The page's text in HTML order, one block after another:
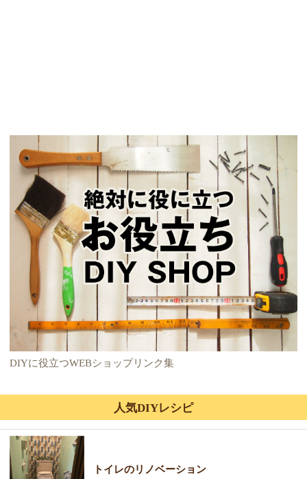
DIYに役立つWEBショップリンク集
人気DIYレシピ
トイレのリノベーション